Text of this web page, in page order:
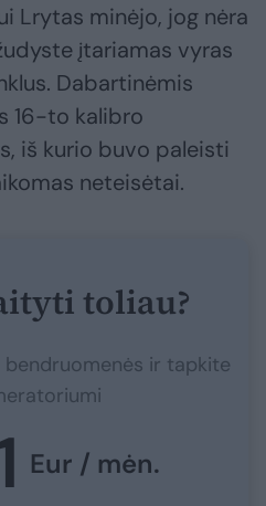
Lrytas minėjo, jog nėra
įtariamas vyras
Dabartinėmis
16-to kalibro
iš kurio buvo paleisti
neteisėtai.
toliau?
bendruomenės ir tapkite
Eur / mėn.